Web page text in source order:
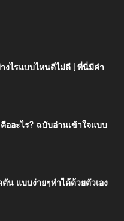
างไรแบบไหนดีไม่ดี [ ที่นี่มีคำ
ออะไร? ฉบับอ่านเข้าใจแบบ
น แบบง่ายๆทำได้ด้วยตัวเอง